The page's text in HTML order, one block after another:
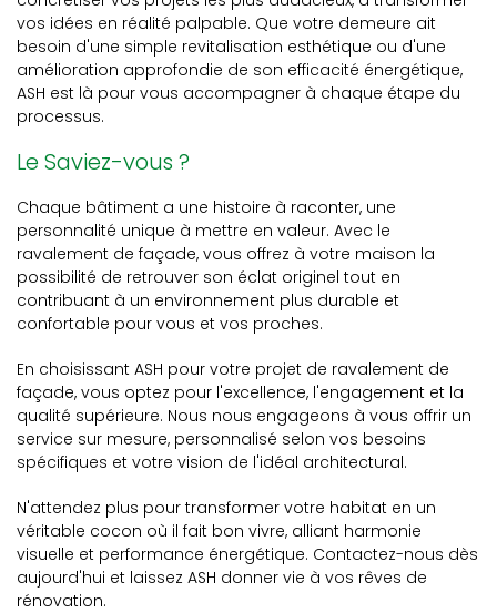
vos idées en réalité palpable. Que votre demeure ait
besoin d'une simple revitalisation esthétique ou d'une
amélioration approfondie de son efficacité énergétique,
ASH est là pour vous accompagner à chaque étape du
processus.
Le Saviez-vous ?
Chaque bâtiment a une histoire à raconter, une
personnalité unique à mettre en valeur. Avec le
ravalement de façade, vous offrez à votre maison la
possibilité de retrouver son éclat originel tout en
contribuant à un environnement plus durable et
confortable pour vous et vos proches.
En choisissant ASH pour votre projet de ravalement de
façade, vous optez pour l'excellence, l'engagement et la
qualité supérieure. Nous nous engageons à vous offrir un
service sur mesure, personnalisé selon vos besoins
spécifiques et votre vision de l'idéal architectural.
N'attendez plus pour transformer votre habitat en un
véritable cocon où il fait bon vivre, alliant harmonie
visuelle et performance énergétique. Contactez-nous dès
aujourd'hui et laissez ASH donner vie à vos rêves de
rénovation.